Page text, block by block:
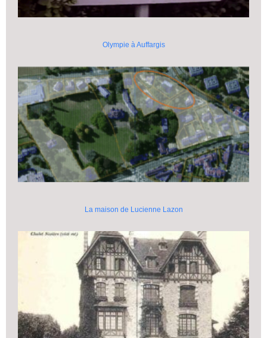
Olympie à Auffargis
La maison de Lucienne Lazon